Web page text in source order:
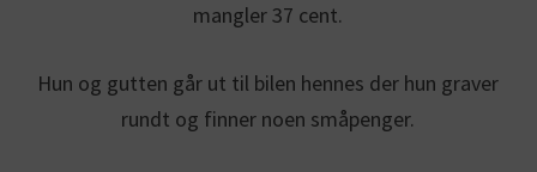
mangler 37 cent.
Hun og gutten går ut til bilen hennes der hun graver
rundt og finner noen småpenger.